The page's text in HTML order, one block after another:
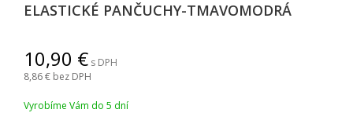
ELASTICKÉ PANČUCHY-TMAVOMODRÁ
10,90
s DPH
8,86 bez DPH
Vyrobíme Vám do 5 dní